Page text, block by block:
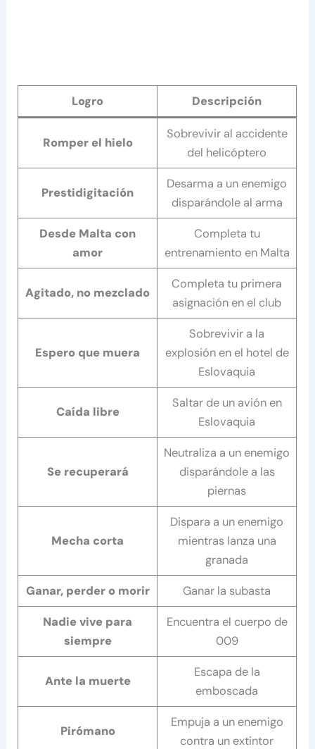
Logro Descripción
Romper el hielo
Sobrevivir al accidente
del helicóptero
Prestidigitación
Desarma a un enemigo
disparándole al arma
Desde Malta con
amor
Completa tu
entrenamiento en Malta
Agitado, no mezclado
Completa tu primera
asignación en el club
Espero que muera
Sobrevivir a la
explosión en el hotel de
Eslovaquia
Caída libre
Saltar de un avión en
Eslovaquia
Se recuperará
Neutraliza a un enemigo
disparándole a las
piernas
Mecha corta
Dispara a un enemigo
mientras lanza una
granada
Ganar, perder o morir Ganar la subasta
Nadie vive para
siempre
Encuentra el cuerpo de
009
Ante la muerte
Escapa de la
emboscada
Pirómano
Empuja a un enemigo
contra un extintor